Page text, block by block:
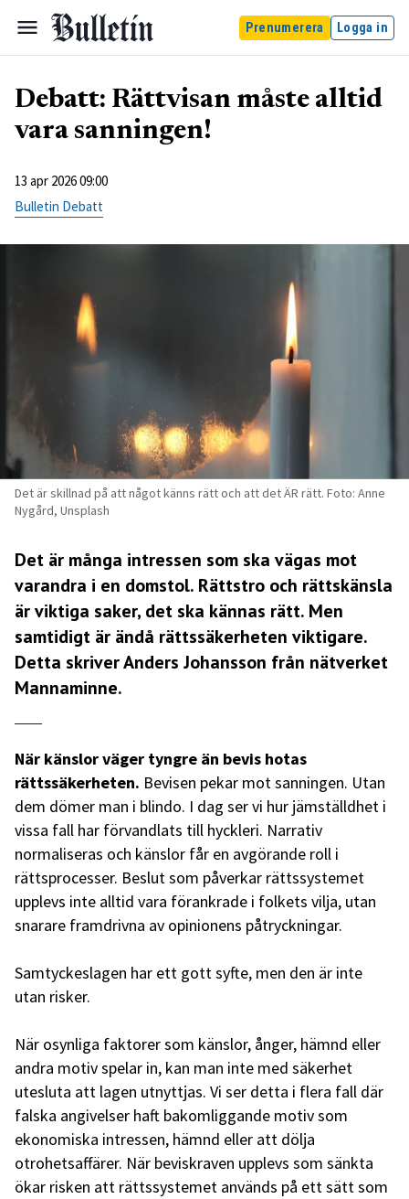
Prenumerera Logga in
Debatt: Rättvisan måste alltid
vara sanningen!
13 apr 2026 09:00
Bulletin Debatt
Det är skillnad på att något känns rätt och att det ÄR rätt. Foto: Anne
Nygård, Unsplash
Det är många intressen som ska vägas mot
varandra i en domstol. Rättstro och rättskänsla
är viktiga saker, det ska kännas rätt. Men
samtidigt är ändå rättssäkerheten viktigare.
Detta skriver Anders Johansson från nätverket
Mannaminne.
När känslor väger tyngre än bevis hotas
rättssäkerheten. Bevisen pekar mot sanningen. Utan
dem dömer man i blindo. I dag ser vi hur jämställdhet i
vissa fall har förvandlats till hyckleri. Narrativ
normaliseras och känslor får en avgörande roll i
rättsprocesser. Beslut som påverkar rättssystemet
upplevs inte alltid vara förankrade i folkets vilja, utan
snarare framdrivna av opinionens påtryckningar.
Samtyckeslagen har ett gott syfte, men den är inte
utan risker.
När osynliga faktorer som känslor, ånger, hämnd eller
andra motiv spelar in, kan man inte med säkerhet
utesluta att lagen utnyttjas. Vi ser detta i flera fall där
falska angivelser haft bakomliggande motiv som
ekonomiska intressen, hämnd eller att dölja
otrohetsaffärer. När beviskraven upplevs som sänkta
ökar risken att rättssystemet används på ett sätt som